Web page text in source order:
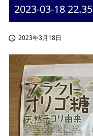
2023-03-18 22.35
 2023年3月18日